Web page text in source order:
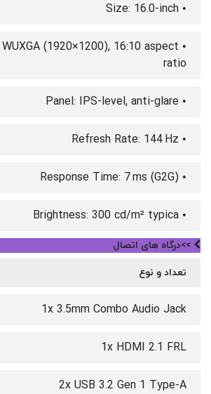
• Size: 16.0-inch
WUXGA (1920×1200), 16:10 aspect
ratio
• Panel: IPS-level, anti-glare
• Refresh Rate: 144 Hz
• Response Time: 7 ms (G2G)
• Brightness: 300 cd/m² typica
>>درگاه های اتصال
تعداد و نوع
1x 3.5mm Combo Audio Jack
1x HDMI 2.1 FRL
2x USB 3.2 Gen 1 Type-A